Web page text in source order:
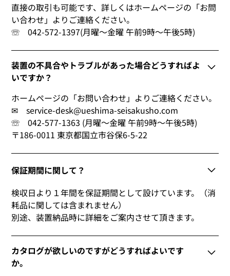
直接の取引も可能です、詳しくはホームページの「お問
い合わせ」よりご連絡ください。
☏ 042-572-1397(月曜～金曜 午前9時～午後5時)
装置の不具合やトラブルがあった場合どうすればよ
いですか？
ホームページの「お問い合わせ」よりご連絡ください。
✉ service-desk@ueshima-seisakusho.com
☏ 042-577-1363 (月曜～金曜 午前9時～午後5時)
〒186-0011 東京都国立市谷保6-5-22
保証期間に関して？
検収日より１年間を保証期間として設けています。（消
耗品に関しては含まれません）
別途、装置納品時に詳細をご案内させて頂きます。
カタログが欲しいのですがどうすればよいです
か。